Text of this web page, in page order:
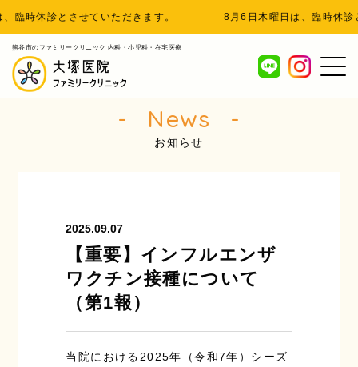
時休診とさせていただきます。 8月6日木曜日は、臨時休診
熊谷市のファミリークリニック 内科・小児科・在宅医療
お知らせ
News
2025.09.07
【重要】インフルエンザ
ワクチン接種について
（第1報）
当院における2025年（令和7年）シーズ